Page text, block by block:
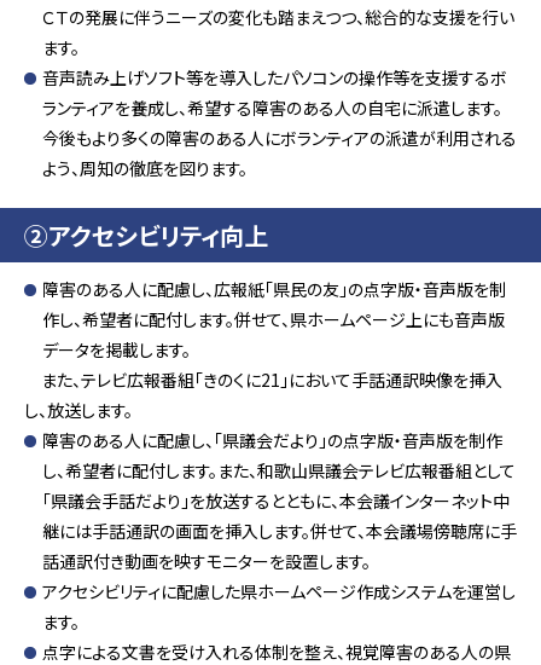
ＣＴの発展に伴うニーズの変化も踏まえつつ、総合的な支援を行い
ます。
音声読み上げソフト等を導入したパソコンの操作等を支援するボ
ランティアを養成し、希望する障害のある人の自宅に派遣します。
今後もより多くの障害のある人にボランティアの派遣が利用される
よう、周知の徹底を図ります。
②アクセシビリティ向上
障害のある人に配慮し、広報紙「県民の友」の点字版・音声版を制
作し、希望者に配付します。併せて、県ホームページ上にも音声版
データを掲載します。
また、テレビ広報番組「きのくに21」において手話通訳映像を挿入
し、放送します。
障害のある人に配慮し、「県議会だより」の点字版・音声版を制作
し、希望者に配付します。また、和歌山県議会テレビ広報番組として
「県議会手話だより」を放送するとともに、本会議インターネット中
継には手話通訳の画面を挿入します。併せて、本会議場傍聴席に手
話通訳付き動画を映すモニターを設置します。
アクセシビリティに配慮した県ホームページ作成システムを運営し
ます。
点字による文書を受け入れる体制を整え、視覚障害のある人の県